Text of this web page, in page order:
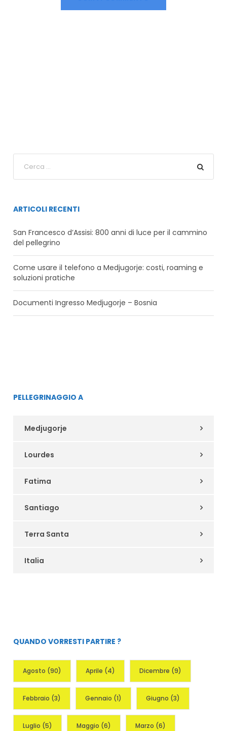
ARTICOLI RECENTI
San Francesco d’Assisi: 800 anni di luce per il cammino
del pellegrino
Come usare il telefono a Medjugorje: costi, roaming e
soluzioni pratiche
Documenti Ingresso Medjugorje – Bosnia
PELLEGRINAGGIO A
Medjugorje
Lourdes
Fatima
Santiago
Terra Santa
Italia
QUANDO VORRESTI PARTIRE ?
Agosto (90) Aprile (4) Dicembre (9)
Febbraio (3) Gennaio (1) Giugno (3)
Luglio (5) Maggio (6) Marzo (6)